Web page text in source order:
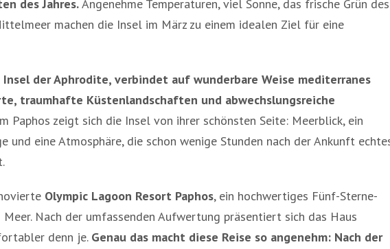
des Jahres.Angenehme Temperaturen, viel Sonne, das frische Grün des
machen die Insel im März zu einem idealen Ziel für eine
der Aphrodite, verbindet auf wunderbare Weise mediterranes
traumhafte Küstenlandschaften und abwechslungsreiche
Paphos zeigt sich die Insel von ihrer schönsten Seite: Meerblick, ein
und eine Atmosphäre, die schon wenige Stunden nach der Ankunft
Olympic Lagoon Resort Paphos, ein hochwertiges Fünf-Sterne-
Nach der umfassenden Aufwertung präsentiert sich das Haus
denn je. Genau das macht diese Reise so angenehm: Nach der